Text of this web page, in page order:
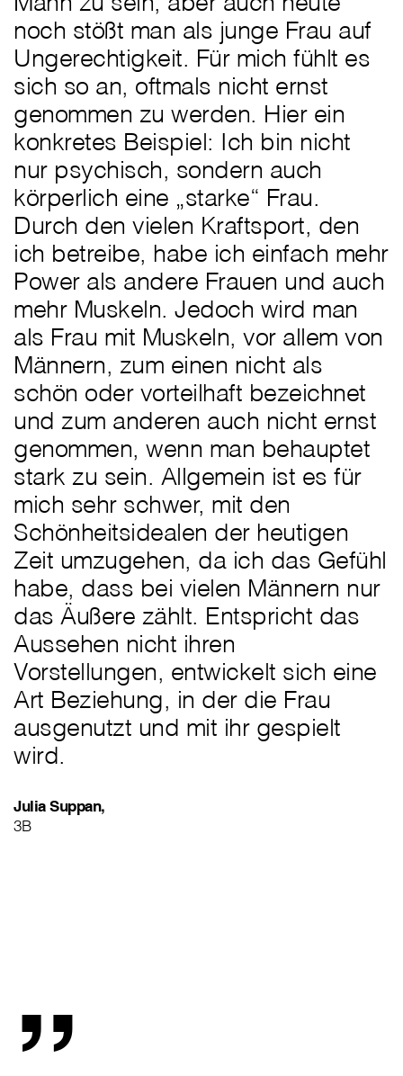
noch stößt man als junge Frau auf
Ungerechtigkeit. Für mich fühlt es
sich so an, oftmals nicht ernst
genommen zu werden. Hier ein
konkretes Beispiel: Ich bin nicht
nur psychisch, sondern auch
körperlich eine „starke“ Frau.
Durch den vielen Kraftsport, den
ich betreibe, habe ich einfach mehr
Power als andere Frauen und auch
mehr Muskeln. Jedoch wird man
als Frau mit Muskeln, vor allem von
Männern, zum einen nicht als
schön oder vorteilhaft bezeichnet
und zum anderen auch nicht ernst
genommen, wenn man behauptet
stark zu sein. Allgemein ist es für
mich sehr schwer, mit den
Schönheitsidealen der heutigen
Zeit umzugehen, da ich das Gefühl
habe, dass bei vielen Männern nur
das Äußere zählt. Entspricht das
Aussehen nicht ihren
Vorstellungen, entwickelt sich eine
Art Beziehung, in der die Frau
ausgenutzt und mit ihr gespielt
wird.
Julia Suppan,
3B
„